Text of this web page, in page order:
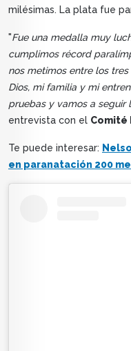
milésimas. La plata fue
"Fue una medalla muy
cumplimos récord
nos metimos entre los
Dios, mi familia y mi
pruebas y vamos a seguir
entrevista con el Comité
Te puede interesar:
en paranatación 200